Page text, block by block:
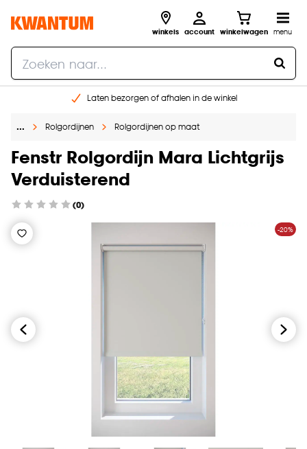
winkels account winkelwagen menu
Laten bezorgen of afhalen in de winkel
Gratis raam advies en inmeten aan huis
… Rolgordijnen Rolgordijnen op maat
Fenstr Rolgordijn Mara Lichtgrijs
Verduisterend
(0)
-20%